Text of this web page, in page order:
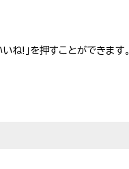
ね!」を押すことができます。